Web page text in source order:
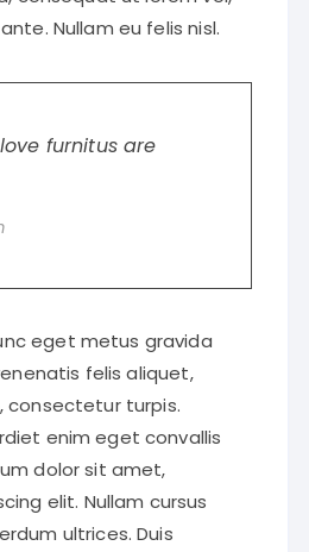
Nullam eu felis nisl.
furnitus are
eget metus gravida
felis aliquet,
consectetur turpis.
enim eget convallis
dolor sit amet,
elit. Nullam cursus
ultrices. Duis